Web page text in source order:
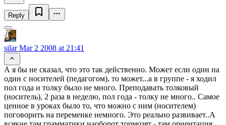
Reply
silarMar 2 2008 at 21:41
А я бы не сказал, что это так действенно. Может если один на
один с носителей (педагогом), то может...а в группе - я ходил
пол года и толку было не много. Преподавать толковый
(носитель), 2 раза в неделю, пол года - толку не много.. Самое
ценное в уроках было то, что можно с ним (носителем)
поговорить на переменке немного. Это реально развивает..А